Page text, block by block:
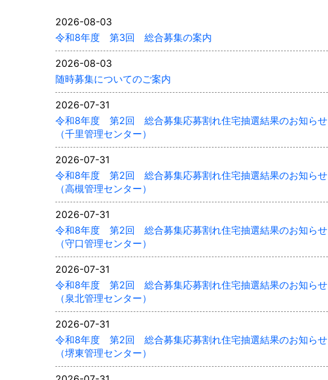
2026-08-03
令和8年度 第3回 総合募集の案内
2026-08-03
随時募集についてのご案内
2026-07-31
令和8年度 第2回 総合募集応募割れ住宅抽選結果のお知らせ
（千里管理センター）
2026-07-31
令和8年度 第2回 総合募集応募割れ住宅抽選結果のお知らせ
（高槻管理センター）
2026-07-31
令和8年度 第2回 総合募集応募割れ住宅抽選結果のお知らせ
（守口管理センター）
2026-07-31
令和8年度 第2回 総合募集応募割れ住宅抽選結果のお知らせ
（泉北管理センター）
2026-07-31
令和8年度 第2回 総合募集応募割れ住宅抽選結果のお知らせ
（堺東管理センター）